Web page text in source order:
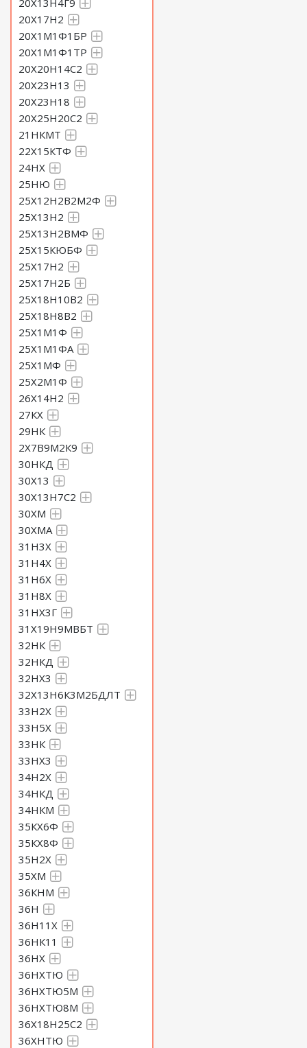
20Х13Н4Г9
20Х17Н2
20Х1М1Ф1БР
20Х1М1Ф1ТР
20Х20Н14С2
20Х23Н13
20Х23Н18
20Х25Н20С2
21НКМТ
22Х15КТФ
24НХ
25НЮ
25Х12Н2В2М2Ф
25Х13Н2
25Х13Н2ВМФ
25Х15КЮБФ
25Х17Н2
25Х17Н2Б
25Х18Н10В2
25Х18Н8В2
25Х1М1Ф
25Х1М1ФА
25Х1МФ
25Х2М1Ф
26Х14Н2
27КХ
29НК
2Х7В9М2К9
30НКД
30Х13
30Х13Н7С2
30ХМ
30ХМА
31Н3Х
31Н4Х
31Н6Х
31Н8Х
31НХ3Г
31Х19Н9МВБТ
32НК
32НКД
32НХ3
32Х13Н6К3М2БДЛТ
33Н2Х
33Н5Х
33НК
33НХ3
34Н2Х
34НКД
34НКМ
35КХ6Ф
35КХ8Ф
35Н2Х
35ХМ
36КНМ
36Н
36Н11Х
36НК11
36НХ
36НХТЮ
36НХТЮ5М
36НХТЮ8М
36Х18Н25С2
36ХНТЮ